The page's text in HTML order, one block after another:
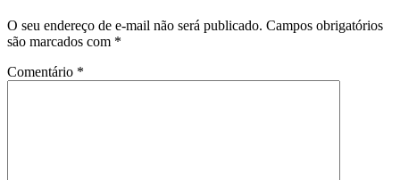
O seu endereço de e-mail não será publicado. Campos obrigatórios
são marcados com *
Comentário *